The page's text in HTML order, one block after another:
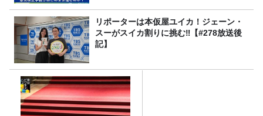
リポーターは本仮屋ユイカ！ジェーン・
スーがスイカ割りに挑む‼【#278放送後
記】